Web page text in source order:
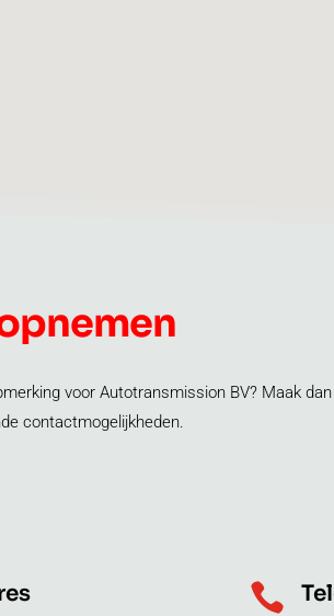
voor Autotransmission BV? Maak dan
contactmogelijkheden.
